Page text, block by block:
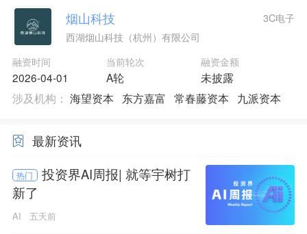
烟山科技
西湖烟山科技（杭州）有限公司
融资时间
2026-04-01
当前轮次
A轮
融资金额
未披露
3C电子
涉及机构： 海望资本 东方嘉富 常春藤资本 九派资本
最新资讯
热门
投资界AI周报| 就等宇树打
新了
AI 五天前